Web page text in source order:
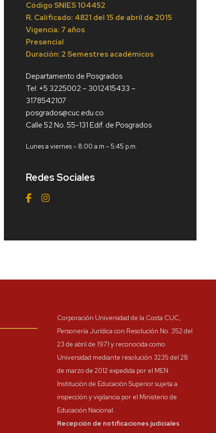
Código SNIES 104452
R. Calificado: 4821 del 15 de abril de 2015
Vigencia: 7 años
Presencial
Duración: 2 Semestres académicos
Departamento de Posgrados
Tel: +5 3225002 – 3012415433 –
3178542107
posgrados@cuc.edu.co
Calle 52 No. 55-131 Edif. de Posgrados
Lunes a viernes – 8:00 a.m – 5:45 p.m.
Redes Sociales
Corporación Universidad de la Costa CUC,
Personería Jurídica con Resolución No. 352 del
23 de abril de 1971 y reconocida como
Universidad mediante resolución 3235 del 28
de marzo de 2012 expedida por el MEN.
Institución de Educación Superior sujeta a
inspección y vigilancia por el Ministerio de
Educación Nacional.
Recepción de notificaciones judiciales